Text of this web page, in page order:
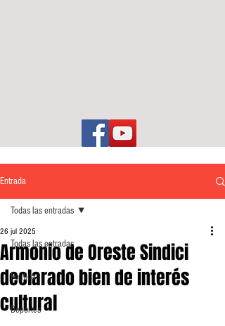
Entrada
Todas las entradas
Política
Deportes
Todas las entradas
Armonio de Oreste Sindici
declarado bien de interés
cultural
26 jul 2025